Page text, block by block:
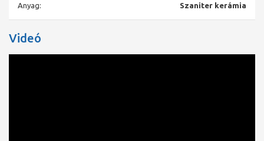
Anyag:
Szaniter kerámia
Videó